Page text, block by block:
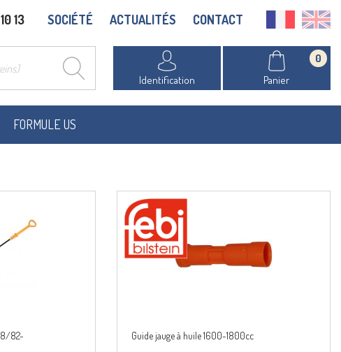
13 SOCIÉTÉ ACTUALITÉS CONTACT
Identification Panier
0
FORMULE US
8/82- Guide jauge à huile 1600-1800cc